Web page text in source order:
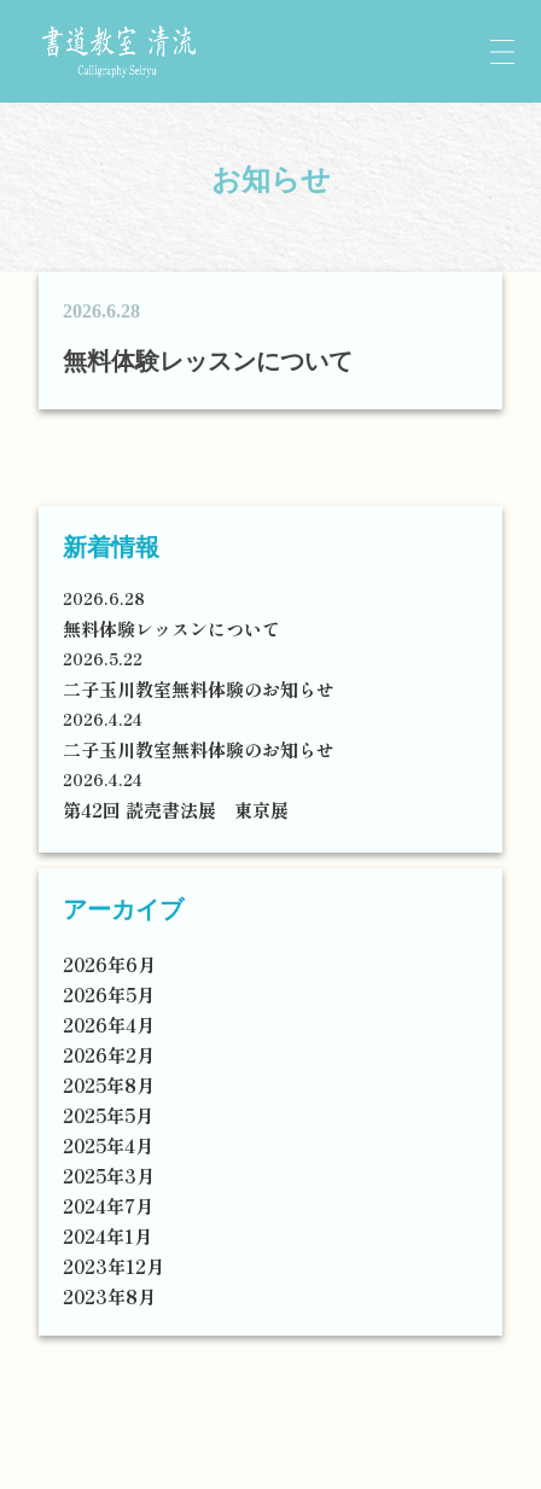
お知らせ
2026.6.28
無料体験レッスンについて
新着情報
2026.6.28
無料体験レッスンについて
2026.5.22
二子玉川教室無料体験のお知らせ
2026.4.24
二子玉川教室無料体験のお知らせ
2026.4.24
第42回 読売書法展 東京展
アーカイブ
2026年6月
2026年5月
2026年4月
2026年2月
2025年8月
2025年5月
2025年4月
2025年3月
2024年7月
2024年1月
2023年12月
2023年8月